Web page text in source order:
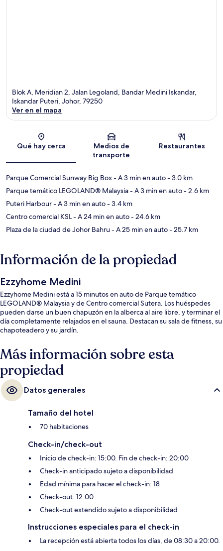
Blok A, Meridian 2, Jalan Legoland, Bandar Medini Iskandar,
Iskandar Puteri, Johor, 79250
Ver en el mapa
Qué hay cerca
Medios de
transporte
Restaurantes
Parque Comercial Sunway Big Box- A 3 min en auto- 3.0 km
Parque temático LEGOLAND® Malaysia- A 3 min en auto- 2.6 km
Puteri Harbour- A 3 min en auto- 3.4 km
Centro comercial KSL- A 24 min en auto- 24.6 km
Plaza de la ciudad de Johor Bahru- A 25 min en auto- 25.7 km
Información de la propiedad
Ezzyhome Medini
Ezzyhome Medini está a 15 minutos en auto de Parque temático
LEGOLAND® Malaysia y de Centro comercial Sutera. Los huéspedes
pueden darse un buen chapuzón en la alberca al aire libre, y terminar el
día completamente relajados en el sauna. Destacan su sala de fitness, su
chapoteadero y su jardín.
Más información sobre esta
propiedad
Datos generales
Tamaño del hotel
70 habitaciones
Check-in/check-out
Inicio de check-in: 15:00. Fin de check-in: 20:00
Check-in anticipado sujeto a disponibilidad
Edad mínima para hacer el check-in: 18
Check-out: 12:00
Check-out extendido sujeto a disponibilidad
Instrucciones especiales para el check-in
La recepción está abierta todos los días, de 08:30 a 20:00.